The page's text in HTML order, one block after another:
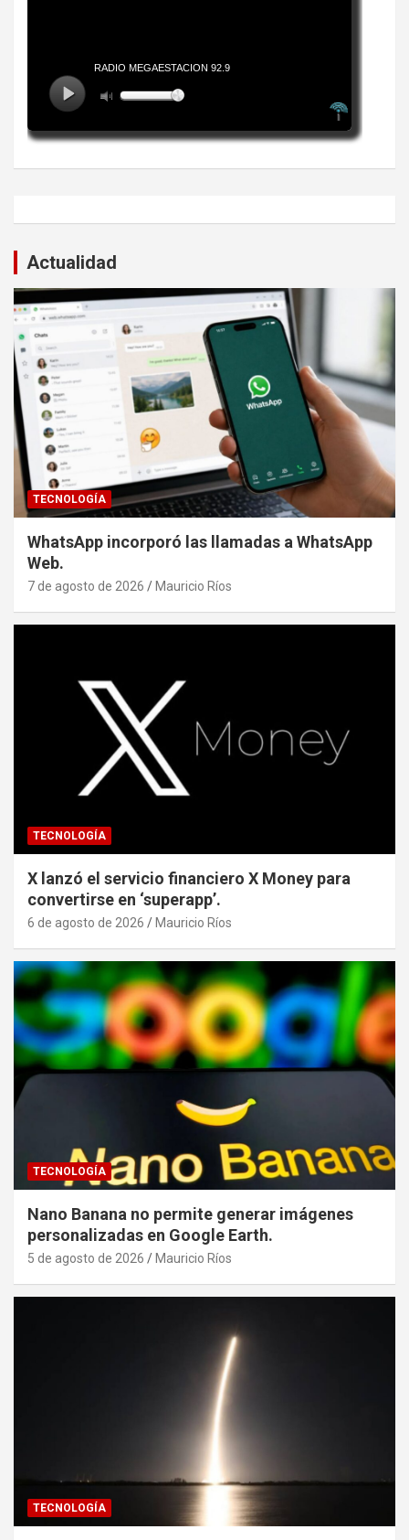
Actualidad
TECNOLOGÍA
WhatsApp incorporó las llamadas a WhatsApp
Web.
7 de agosto de 2026 Mauricio Ríos
TECNOLOGÍA
X lanzó el servicio financiero X Money para
convertirse en ‘superapp’.
6 de agosto de 2026 Mauricio Ríos
TECNOLOGÍA
Nano Banana no permite generar imágenes
personalizadas en Google Earth.
5 de agosto de 2026 Mauricio Ríos
TECNOLOGÍA